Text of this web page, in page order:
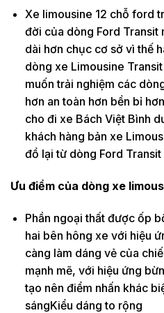
Xe limousine 12 chỗ ford
đời của dòng Ford
dài hơn chục cơ sở vì thế
dòng xe Limousine
muốn trải nghiệm các
hơn an toàn hơn bền bỉ
cho đi xe Bách Việt Bình
khách hàng bản xe
đồ lại từ dòng Ford
Ưu điểm của dòng xe
Phần ngoại thất được ốp
hai bên hông xe với hiệu
càng làm dáng vẻ của
mạnh mẽ, với hiệu ứng
tạo nên điểm nhấn khác
sángKiểu dáng to rộng